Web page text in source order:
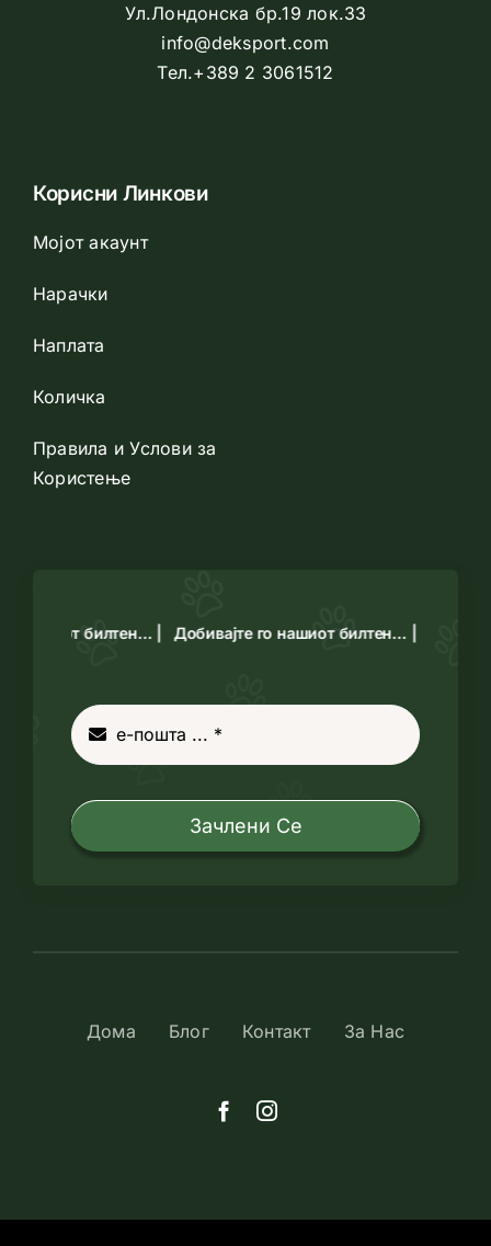
Ул.Лондонска бр.19 лок.33
info@deksport.com
Тел.+389 2 3061512
Корисни Линкови
Мојот акаунт
Нарачки
Наплата
Количка
Правила и Услови за
Користење
нашиот билтен… | Добивајте го нашиот билтен… |
Зачлени Се
Дома Блог Контакт За Нас